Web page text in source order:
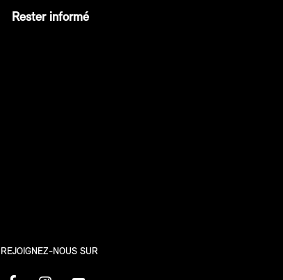
Rester informé
REJOIGNEZ-NOUS SUR